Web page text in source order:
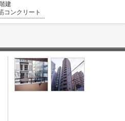
建
コンクリート